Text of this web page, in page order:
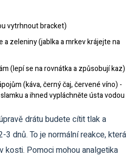
vytrhnout bracket)
a zeleniny (jablka a mrkev krájejte na
(lepí se na rovnátka a způsobují kaz)
(káva, černý čaj, červené víno) -
a ihned vypláchněte ústa vodou
drátu budete cítit tlak a
dnů. To je normální reakce, která
kosti. Pomoci mohou analgetika